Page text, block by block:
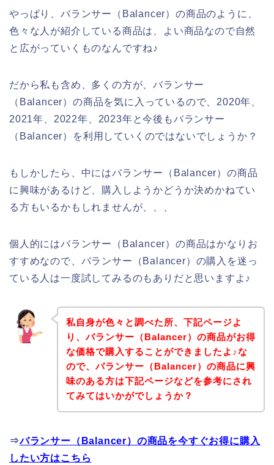
やっぱり、バランサー（Balancer）の商品のように、
色々な人が紹介している商品は、よい商品なので自然
と広がっていくものなんですね♪
だから私も含め、多くの方が、バランサー
（Balancer）の商品を気に入っているので、2020年、
2021年、2022年、2023年と今後もバランサー
（Balancer）を利用していくのではないでしょうか？
もしかしたら、中にはバランサー（Balancer）の商品
に興味があるけど、購入しようかどうか決めかねてい
る方もいるかもしれませんが、、、
個人的にはバランサー（Balancer）の商品はかなりお
すすめなので、バランサー（Balancer）の購入を迷っ
ている人は一度試してみるのもありだと思いますよ♪
私自身が色々と調べた所、下記ページよ
り、バランサー（Balancer）の商品がお得
な価格で購入することができましたよ♪な
ので、バランサー（Balancer）の商品に興
味のある方は下記ページなどを参考にされ
てみてはいかがでしょうか？
⇒バランサー（Balancer）の商品を今すぐお得に購入
したい方はこちら